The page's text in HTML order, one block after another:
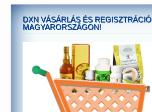
DXN VÁSÁRLÁS ÉS REGISZTRÁCIÓ
MAGYARORSZÁGON!